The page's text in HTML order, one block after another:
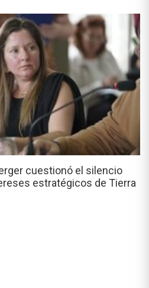
cuestionó el silencio
estratégicos de Tierra